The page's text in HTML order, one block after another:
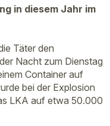
in diesem Jahr im
Täter den
Nacht zum Dienstag
Container auf
bei der Explosion
LKA auf etwa 50.000